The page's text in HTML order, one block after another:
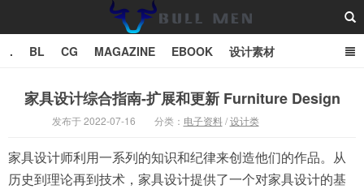
Bull Man斗牛士
. BL CG MAGAZINE EBOOK 设计素材
家具设计综合指南-扩展和更新 Furniture Design
发布于 2022-07-16 分类： 电子资料/设计类
家具设计师利用一系列的知识和纪律来创造他们的作品。从
历史到理论再到技术，家具设计提供了一个对家具设计的基